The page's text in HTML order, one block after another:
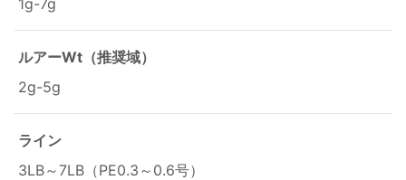
1g-7g
ルアーWt（推奨域）
2g-5g
ライン
3LB～7LB（PE0.3～0.6号）